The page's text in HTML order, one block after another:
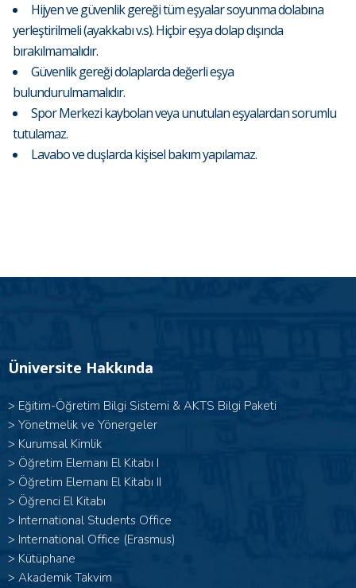
Hijyen ve güvenlik gereği tüm eşyalar soyunma dolabına
yerleştirilmeli (ayakkabı v.s). Hiçbir eşya dolap dışında
bırakılmamalıdır.
Güvenlik gereği dolaplarda değerli eşya
bulundurulmamalıdır.
Spor Merkezi kaybolan veya unutulan eşyalardan sorumlu
tutulamaz.
Lavabo ve duşlarda kişisel bakım yapılamaz.
Üniversite Hakkında
> Eğitim-Öğretim Bilgi Sistemi & AKTS Bilgi Paketi
> Yönetmelik ve Yönergeler
> Kurumsal Kimlik
> Öğretim Elemanı El Kitabı I
> Öğretim Elemanı El Kitabı II
> Öğrenci El Kitabı
> International Students Office
> International Office (Erasmus)
> Kütüphane
> Akademik Takvim